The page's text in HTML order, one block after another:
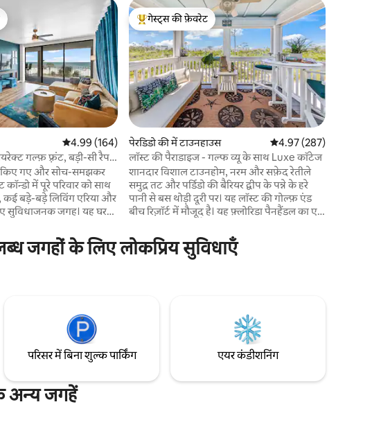
औसत रेटिंग 5 में से 4.99, 164 समीक्षाएँ
4.99 (164)
गल्फ़ फ़्रंट, बड़ी-सी रैप
किए गए और सोच-समझकर
में पूरे परिवार को साथ
कई बड़े-बड़े लिविंग एरिया और
सुविधाजनक जगह। यह घर
भीड़भाड़ के अविस्मरणीय
आनंद लेने के लिए एकत्रित होने
गेस्ट्स का टॉप फ़ेवरेट
गेस्ट्स की फ़ेवरेट
पेरडिडो की में टाउनहाउस औसत रेटिंग 5 में से 4.97,
4.97 (287)
लॉस्ट की पैराडाइज - गल्फ व्यू के साथ Luxe कॉटेज
शानदार विशाल टाउनहोम, नरम और सफ़ेद रेतीले
समुद्र तट और पर्डिडो की बैरियर द्वीप के पन्ने के हरे
पानी से बस थोड़ी दूरी पर। यह लॉस्ट की गोल्फ़ एंड
बीच रिज़ॉर्ट में मौजूद है। यह फ़्लोरिडा पैनहैंडल का एक
के साथ शांत बीच पर छुट्टियाँ बिता सकते हैं, जैसे कि
18 होल वाला अर्नोल्ड पामर गोल्फ़ कोर्स, रोशनी से
सजे टेनिस कोर्ट, रिज़ॉर्ट स्टाइल के दो पूल, हॉट स्पा,
जगहों के लिए लोकप्रिय सुविधाएँ
परिसर में बिना शुल्क पार्किंग एयर कंडीशनिंग
अन्य जगहें